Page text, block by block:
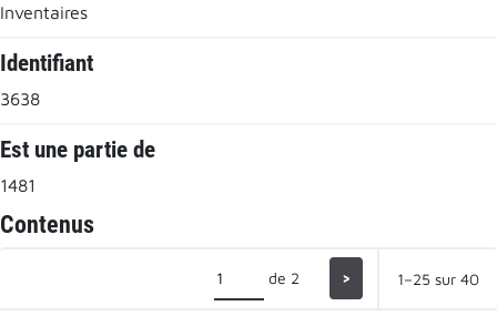
Inventaires
Identifiant
3638
Est une partie de
1481
Contenus
de 2 > 1–25 sur 40